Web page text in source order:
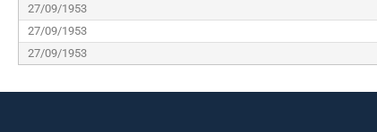
27/09/1953
27/09/1953
27/09/1953